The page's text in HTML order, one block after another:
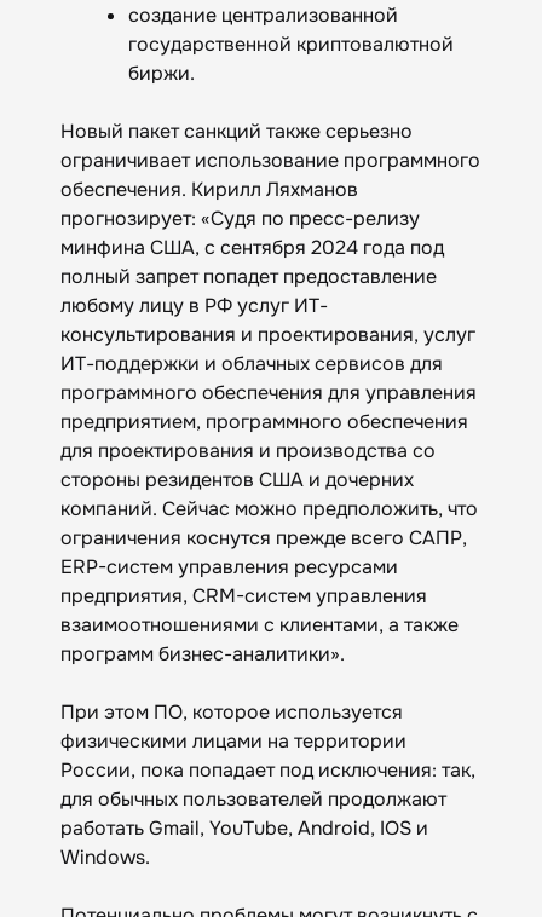
создание централизованной
государственной криптовалютной
биржи.
Новый пакет санкций также серьезно
ограничивает использование программного
обеспечения. Кирилл Ляхманов
прогнозирует: «Судя по пресс-релизу
минфина США, с сентября 2024 года под
полный запрет попадет предоставление
любому лицу в РФ услуг ИТ-
консультирования и проектирования, услуг
ИТ-поддержки и облачных сервисов для
программного обеспечения для управления
предприятием, программного обеспечения
для проектирования и производства со
стороны резидентов США и дочерних
компаний. Сейчас можно предположить, что
ограничения коснутся прежде всего САПР,
ERP-систем управления ресурсами
предприятия, CRM-систем управления
взаимоотношениями с клиентами, а также
программ бизнес-аналитики».
При этом ПО, которое используется
физическими лицами на территории
России, пока попадает под исключения: так,
для обычных пользователей продолжают
работать Gmail, YouTube, Android, IOS и
Windows.